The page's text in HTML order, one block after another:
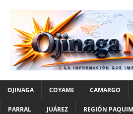
OJINAGA COYAME CAMARGO
PARRAL JUÁREZ REGIÓN